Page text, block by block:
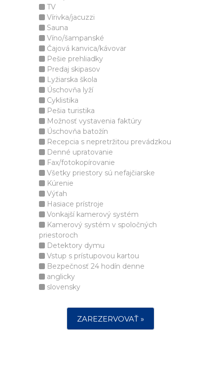
TV
Vírivka/jacuzzi
Sauna
Víno/šampanské
Čajová kanvica/kávovar
Pešie prehliadky
Predaj skipasov
Lyžiarska škola
Úschovňa lyží
Cyklistika
Pešia turistika
Možnosť vystavenia faktúry
Úschovňa batožín
Recepcia s nepretržitou prevádzkou
Denné upratovanie
Fax/fotokopírovanie
Všetky priestory sú nefajčiarske
Kúrenie
Výťah
Hasiace prístroje
Vonkajší kamerový systém
Kamerový systém v spoločných
priestoroch
Detektory dymu
Vstup s prístupovou kartou
Bezpečnosť 24 hodín denne
anglicky
slovensky
ZAREZERVOVAŤ »